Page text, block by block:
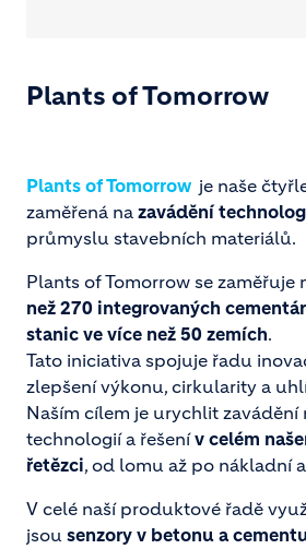
Plants of Tomorrow
Plants of Tomorrow je naše
zaměřená na zavádění
průmyslu stavebních materiálů.
Plants of Tomorrow se zaměřuje
než 270 integrovaných
stanic ve více než 50 zemích.
Tato iniciativa spojuje řadu
zlepšení výkonu, cirkularity a
Naším cílem je urychlit zavádění
technologií a řešenív celém
řetězci, od lomu až po nákladní
V celé naší produktové řadě
jsou senzory v betonu a